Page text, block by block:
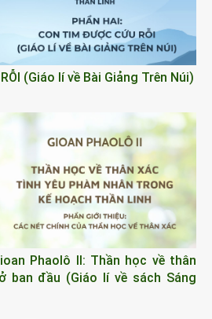
(Giáo lí về Bài Giảng Trên Núi)
Phaolô II: Thần học về thân
ban đầu (Giáo lí về sách Sáng